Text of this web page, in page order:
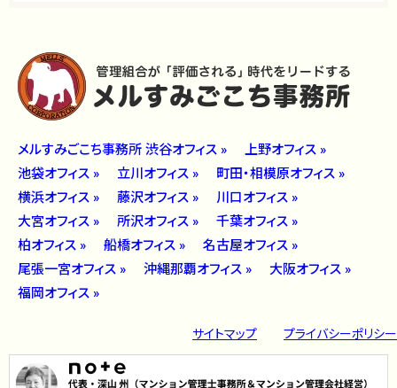
メルすみごこち事務所 渋谷オフィス »
上野オフィス »
池袋オフィス »
立川オフィス »
町田・相模原オフィス »
横浜オフィス »
藤沢オフィス »
川口オフィス »
大宮オフィス »
所沢オフィス »
千葉オフィス »
柏オフィス »
船橋オフィス »
名古屋オフィス »
尾張一宮オフィス »
沖縄那覇オフィス »
大阪オフィス »
福岡オフィス »
サイトマップ プライバシーポリシー